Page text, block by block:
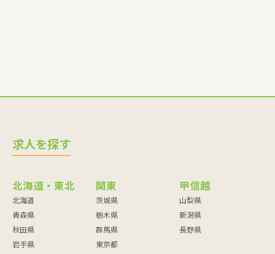
求人を探す
北海道・東北
北海道
青森県
秋田県
岩手県
関東
茨城県
栃木県
群馬県
東京都
甲信越
山梨県
新潟県
長野県